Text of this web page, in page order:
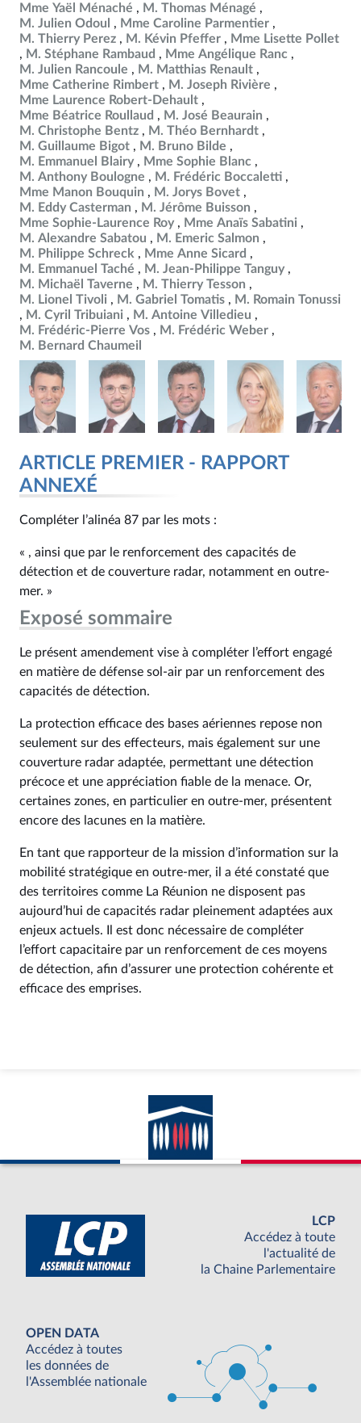
Mme Yaël Ménaché
M. Thomas Ménagé
M. Julien Odoul
Mme Caroline Parmentier
M. Thierry Perez
M. Kévin Pfeffer
Mme Lisette Pollet
M. Stéphane Rambaud
Mme Angélique Ranc
M. Julien Rancoule
M. Matthias Renault
Mme Catherine Rimbert
M. Joseph Rivière
Mme Laurence Robert-Dehault
Mme Béatrice Roullaud
M. José Beaurain
M. Christophe Bentz
M. Théo Bernhardt
M. Guillaume Bigot
M. Bruno Bilde
M. Emmanuel Blairy
Mme Sophie Blanc
M. Anthony Boulogne
M. Frédéric Boccaletti
Mme Manon Bouquin
M. Jorys Bovet
M. Eddy Casterman
M. Jérôme Buisson
Mme Sophie-Laurence Roy
Mme Anaïs Sabatini
M. Alexandre Sabatou
M. Emeric Salmon
M. Philippe Schreck
Mme Anne Sicard
M. Emmanuel Taché
M. Jean-Philippe Tanguy
M. Michaël Taverne
M. Thierry Tesson
M. Lionel Tivoli
M. Gabriel Tomatis
M. Romain Tonussi
M. Cyril Tribuiani
M. Antoine Villedieu
M. Frédéric-Pierre Vos
M. Frédéric Weber
M. Bernard Chaumeil
ARTICLE PREMIER - RAPPORT
ANNEXÉ
Compléter l’alinéa 87 par les mots :
« , ainsi que par le renforcement des capacités de
détection et de couverture radar, notamment en outre-
mer. »
Exposé sommaire
Le présent amendement vise à compléter l’effort engagé
en matière de défense sol-air par un renforcement des
capacités de détection.
La protection efficace des bases aériennes repose non
seulement sur des effecteurs, mais également sur une
couverture radar adaptée, permettant une détection
précoce et une appréciation fiable de la menace. Or,
certaines zones, en particulier en outre-mer, présentent
encore des lacunes en la matière.
En tant que rapporteur de la mission d’information sur la
mobilité stratégique en outre-mer, il a été constaté que
des territoires comme La Réunion ne disposent pas
aujourd’hui de capacités radar pleinement adaptées aux
enjeux actuels. Il est donc nécessaire de compléter
l’effort capacitaire par un renforcement de ces moyens
de détection, afin d’assurer une protection cohérente et
efficace des emprises.
LCP
Accédez à toute
l'actualité de
la Chaine Parlementaire
OPEN DATA
Accédez à toutes
les données de
l'Assemblée nationale